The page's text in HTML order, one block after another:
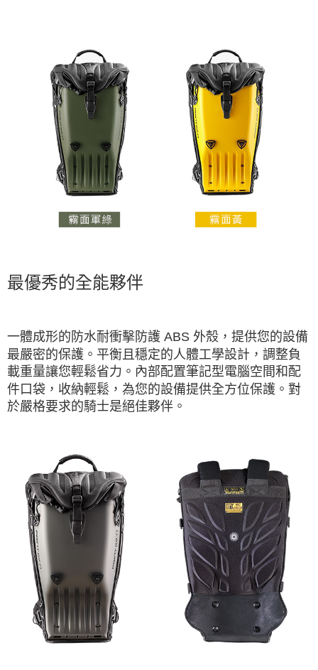
最優秀的全能夥伴
一體成形的防水耐衝擊防護 ABS 外殼，提供您的設備
最嚴密的保護。平衡且穩定的人體工學設計，調整負
載重量讓您輕鬆省力。內部配置筆記型電腦空間和配
件口袋，收納輕鬆，為您的設備提供全方位保護。對
於嚴格要求的騎士是絕佳夥伴。